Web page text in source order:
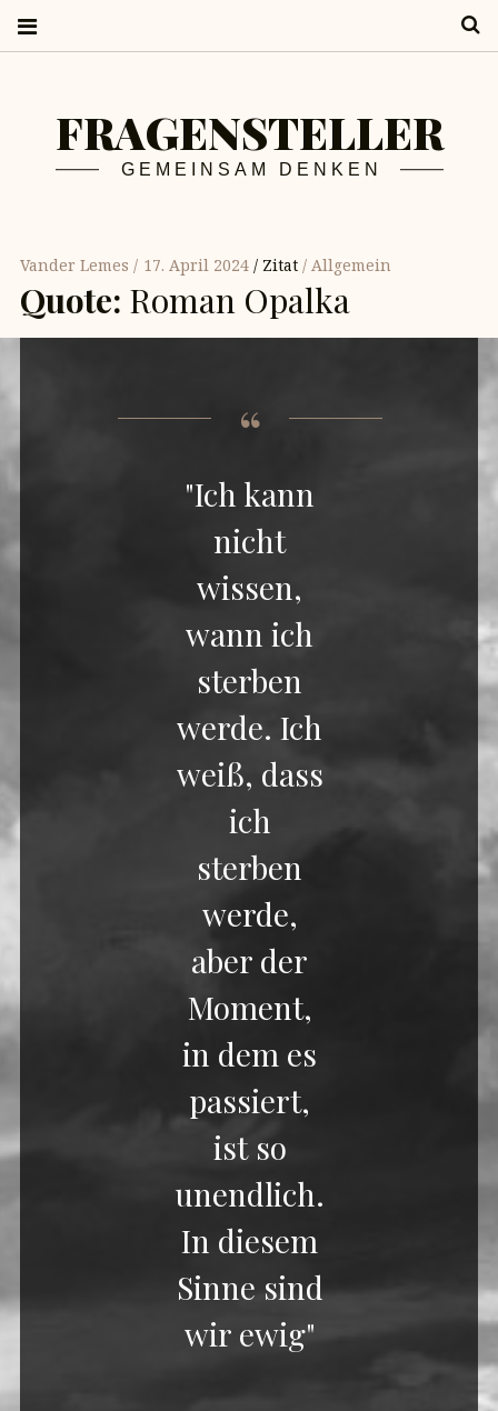
FRAGENSTELLER
GEMEINSAM DENKEN
Vander Lemes 17. April 2024 Zitat Allgemein
Quote: Roman Opalka
"Ich kann
nicht
wissen,
wann ich
sterben
werde. Ich
weiß, dass
ich
sterben
werde,
aber der
Moment,
in dem es
passiert,
ist so
unendlich.
In diesem
Sinne sind
wir ewig"